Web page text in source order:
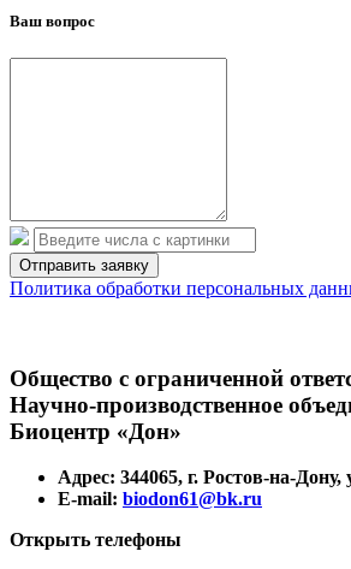
Ваш вопрос
Политика обработки персональных
Общество с ограниченной
Научно-производственное
Биоцентр «Дон»
Адрес: 344065, г. Ростов-на-
E-mail: biodon61@bk.ru
Открыть телефоны